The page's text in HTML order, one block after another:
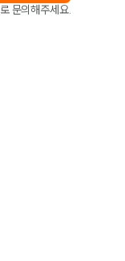
로 문의해주세요.